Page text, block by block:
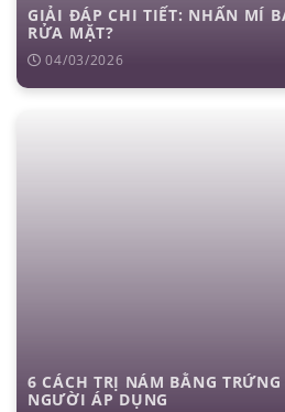
GIẢI ĐÁP CHI TIẾT: NHẤN MÍ
RỬA MẶT?
04/03/2026
6 CÁCH TRỊ NÁM BẰNG
NGƯỜI ÁP DỤNG